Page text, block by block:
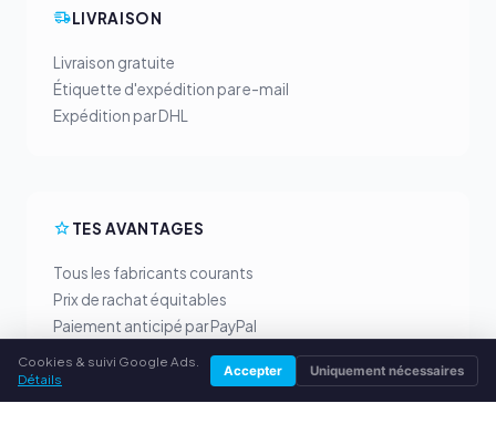
LIVRAISON
Livraison gratuite
Étiquette d'expédition par e-mail
Expédition par DHL
TES AVANTAGES
Tous les fabricants courants
Prix de rachat équitables
Paiement anticipé par PayPal
Cookies & suivi Google Ads.
Détails
Accepter Uniquement nécessaires